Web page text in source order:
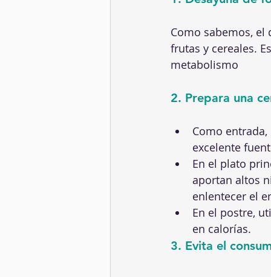
Como sabemos,
frutas y cereales.
metabolismo
2. Prepara una
Como
excelente
En el plato
aportan altos
enlentecer el
En el postre,
en calorías.
3. Evita el